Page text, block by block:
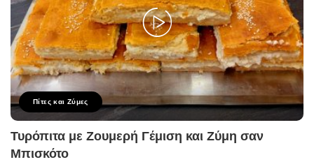
Πίτες και Ζύμες
Τυρόπιτα με Ζουμερή Γέμιση και Ζύμη σαν
Μπισκότο